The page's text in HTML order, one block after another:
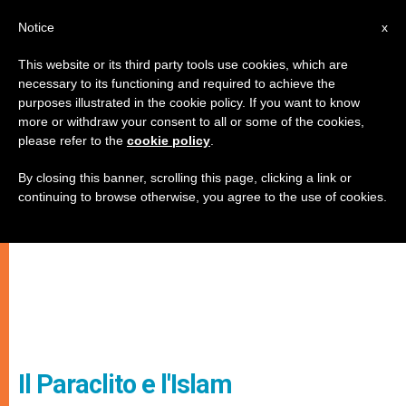
Il Paraclito e l'Islam
x
Notice
This website or its third party tools use cookies, which are
necessary to its functioning and required to achieve the
purposes illustrated in the cookie policy. If you want to know
more or withdraw your consent to all or some of the cookies,
please refer to the cookie policy
By closing this banner, scrolling this page, clicking a link or
continuing to browse otherwise, you agree to the use of cookies.